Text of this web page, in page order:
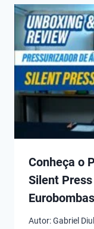
Conheça o
Silent
Autor:Gabriel